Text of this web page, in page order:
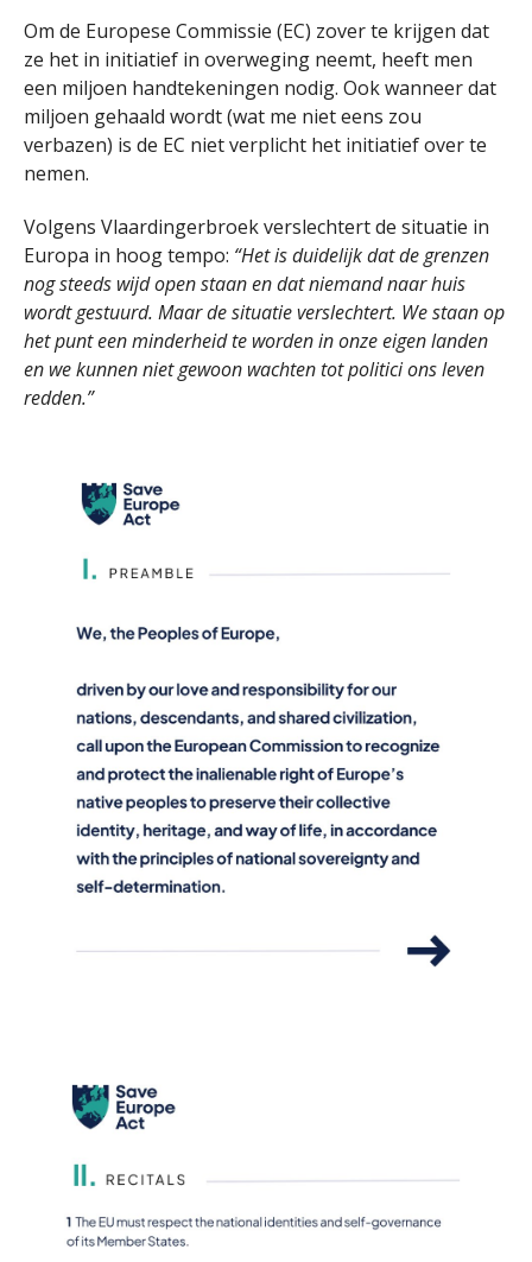
Om de Europese Commissie (EC) zover te krijgen dat
ze het in initiatief in overweging neemt, heeft men
een miljoen handtekeningen nodig. Ook wanneer dat
miljoen gehaald wordt (wat me niet eens zou
verbazen) is de EC niet verplicht het initiatief over te
nemen.
Volgens Vlaardingerbroek verslechtert de situatie in
Europa in hoog tempo: “Het is duidelijk dat de grenzen
nog steeds wijd open staan en dat niemand naar huis
wordt gestuurd. Maar de situatie verslechtert. We staan op
het punt een minderheid te worden in onze eigen landen
en we kunnen niet gewoon wachten tot politici ons leven
redden.”